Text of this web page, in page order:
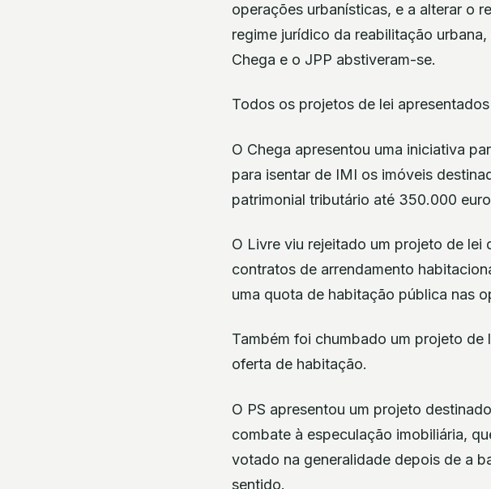
operações urbanísticas, e a alterar o
regime jurídico da reabilitação
Chega e o JPP abstiveram-se.
Todos os projetos de lei
O Chega apresentou uma iniciativa
para isentar de IMI os imóveis
patrimonial tributário até 350.000
O Livre viu rejeitado um projeto de lei
contratos de arrendamento
uma quota de habitação pública nas
Também foi chumbado um projeto de
oferta de habitação.
O PS apresentou um projeto
combate à especulação imobiliária,
votado na generalidade depois de a
sentido.